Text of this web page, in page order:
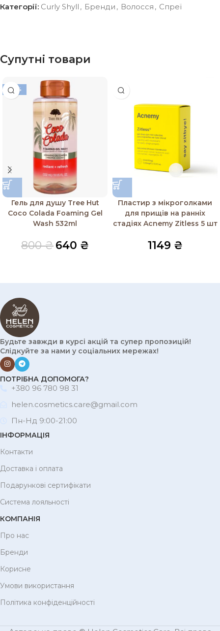
Категорії: Curly Shyll , Бренди , Волосся , Спреї
Супутні товари
-20%
Гель для душу Tree Hut
Coco Colada Foaming Gel
Wash 532ml
800₴640 ₴
Пластир з мікроголками
для прищів на ранніх
стадіях Acnemy Zitless 5 шт
1149 ₴
Будьте завжди в курсі акцій та супер пропозицій!
Слідкуйте за нами у соціальних мережах!
ПОТРІБНА ДОПОМОГА?
+380 96 780 98 31
helen.cosmetics.care@gmail.com
Пн-Нд 9:00-21:00
ІНФОРМАЦІЯ
Контакти
Доставка і оплата
Подарункові сертифікати
Система лояльності
КОМПАНІЯ
Про нас
Бренди
Корисне
Умови використання
Політика конфіденційності